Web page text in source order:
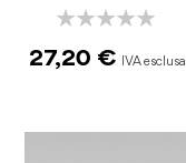
Rating:
27,20 €